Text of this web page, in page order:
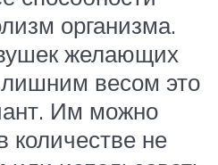
организма.
желающих
весом это
Им можно
количестве не